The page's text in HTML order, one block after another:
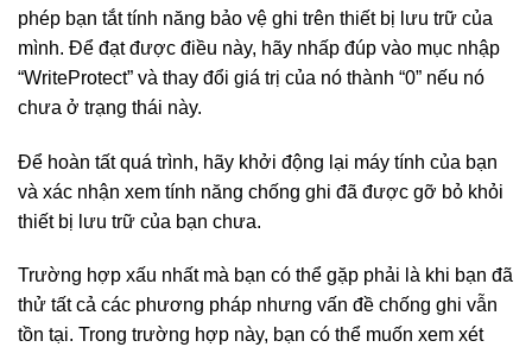
phép bạn tắt tính năng bảo vệ ghi trên thiết bị lưu trữ của
mình. Để đạt được điều này, hãy nhấp đúp vào mục nhập
“WriteProtect” và thay đổi giá trị của nó thành “0” nếu nó
chưa ở trạng thái này.
Để hoàn tất quá trình, hãy khởi động lại máy tính của bạn
và xác nhận xem tính năng chống ghi đã được gỡ bỏ khỏi
thiết bị lưu trữ của bạn chưa.
Trường hợp xấu nhất mà bạn có thể gặp phải là khi bạn đã
thử tất cả các phương pháp nhưng vấn đề chống ghi vẫn
tồn tại. Trong trường hợp này, bạn có thể muốn xem xét